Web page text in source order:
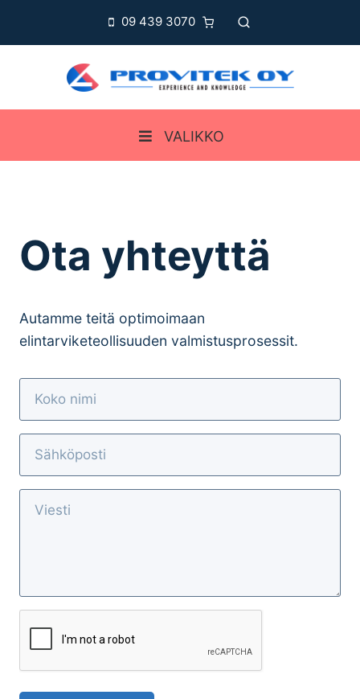
09 439 3070
VALIKKO
Ota yhteyttä
Autamme teitä optimoimaan
elintarviketeollisuuden valmistusprosessit.